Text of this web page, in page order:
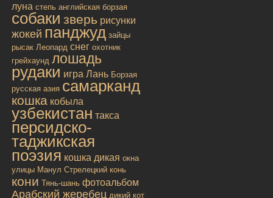
луна степь английская борзая
собаки зверь рисунки
жокей панджуд зайцы
рысак Леопард снег охотник
грейхаунд лошадь
рудаки игра Лань Борзая
русская азия самарканд
кошка кобыла
узбекистан такса
персидско-
таджикская
поэзия кошка дикая окна
улицы Манул Стрелецкий конь
кони Тянь-шань фотоальбом
Арабский жеребец дикий кот